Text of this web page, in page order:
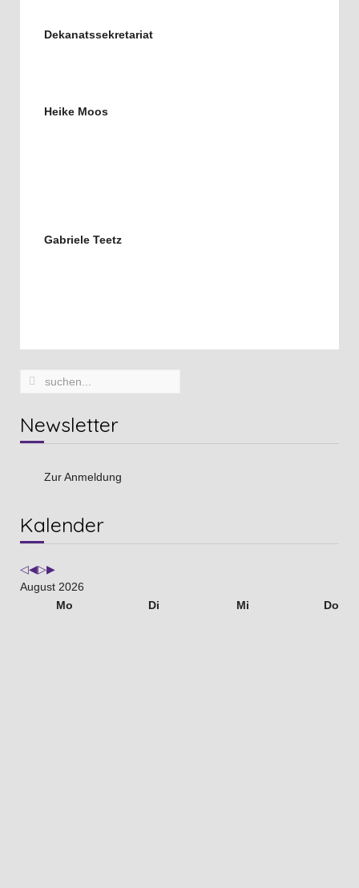
Dekanatssekretariat
Heike Moos
Gabriele Teetz
Newsletter
Zur Anmeldung
Kalender
Jahr
Monat
JahrMonat
August 2026
Mo
Di Mi Do